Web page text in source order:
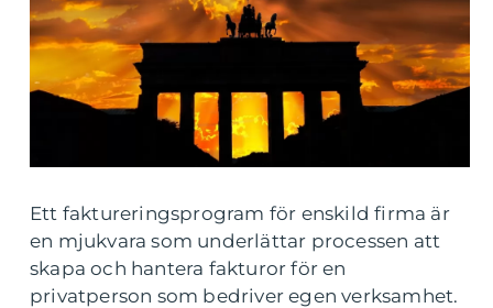
Ett faktureringsprogram för enskild firma är
en mjukvara som underlättar processen att
skapa och hantera fakturor för en
privatperson som bedriver egen verksamhet.